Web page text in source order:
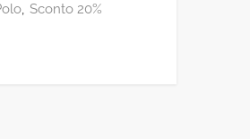
Sconto 20%